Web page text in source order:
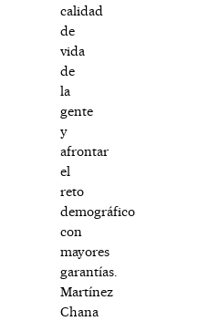
calidad
de
vida
de
la
gente
y
afrontar
el
reto
demográfico
con
mayores
garantías.
Martínez
Chana